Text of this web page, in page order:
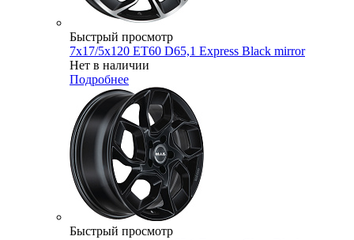
Быстрый просмотр
7x17/5x120 ET60 D65,1 Express Black mirror
Нет в наличии
Подробнее
Быстрый просмотр